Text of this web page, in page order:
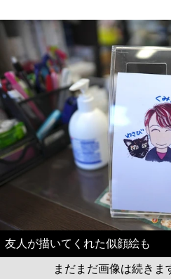
友人が描いてくれた似顔絵も
まだまだ画像は続きま